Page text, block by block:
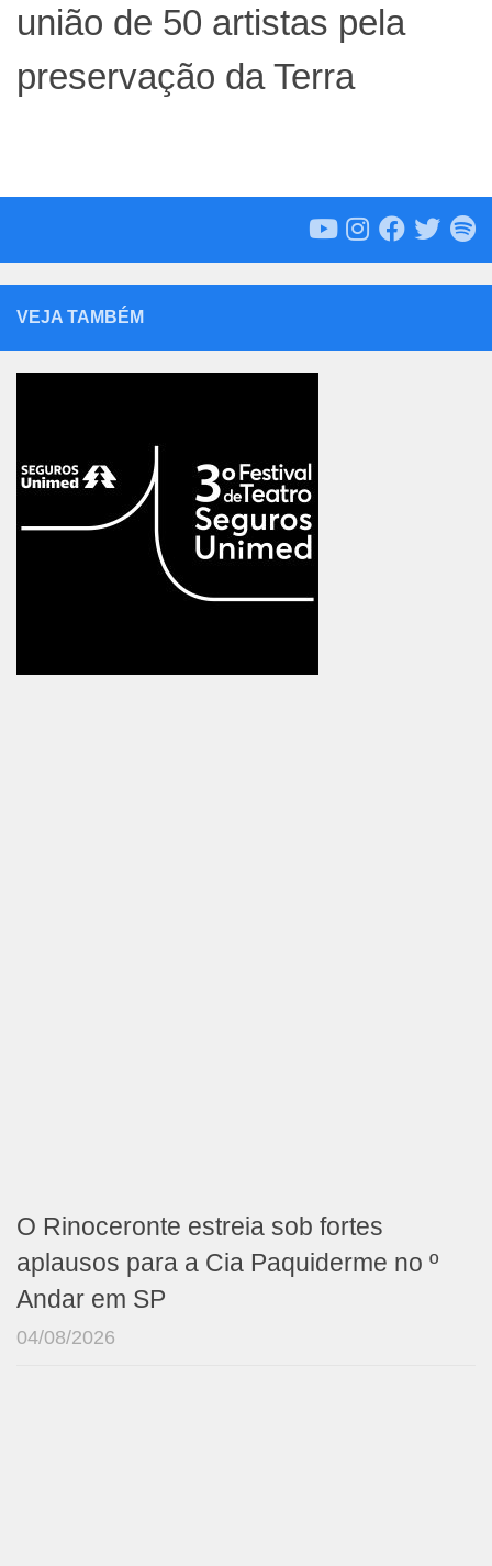
união de 50 artistas pela
preservação da Terra
VEJA TAMBÉM
O Rinoceronte estreia sob fortes
aplausos para a Cia Paquiderme no º
Andar em SP
04/08/2026